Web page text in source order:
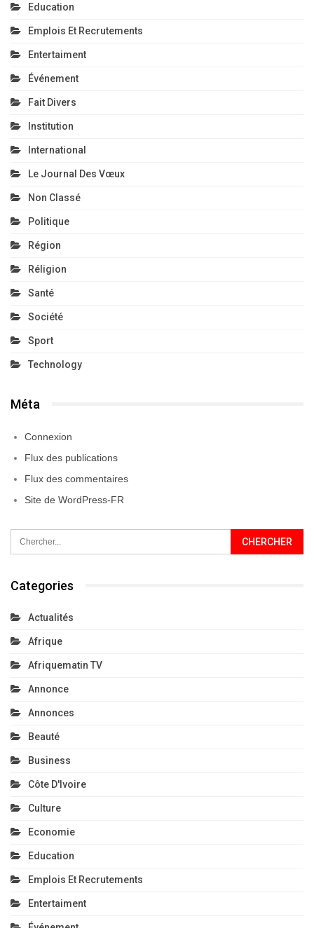
Education
Emplois Et Recrutements
Entertaiment
Événement
Fait Divers
Institution
International
Le Journal Des Vœux
Non Classé
Politique
Région
Réligion
Santé
Société
Sport
Technology
Méta
Connexion
Flux des publications
Flux des commentaires
Site de WordPress-FR
Categories
Actualités
Afrique
Afriquematin TV
Annonce
Annonces
Beauté
Business
Côte D'Ivoire
Culture
Economie
Education
Emplois Et Recrutements
Entertaiment